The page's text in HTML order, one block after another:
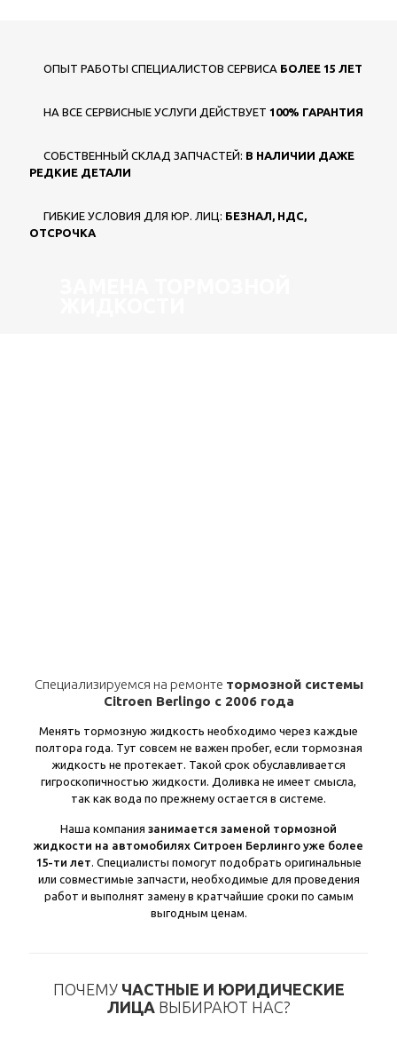
ОПЫТ РАБОТЫ СПЕЦИАЛИСТОВ СЕРВИСА БОЛЕЕ 15 ЛЕТ
НА ВСЕ СЕРВИСНЫЕ УСЛУГИ ДЕЙСТВУЕТ 100% ГАРАНТИЯ
СОБСТВЕННЫЙ СКЛАД ЗАПЧАСТЕЙ: В НАЛИЧИИ ДАЖЕ
РЕДКИЕ ДЕТАЛИ
ГИБКИЕ УСЛОВИЯ ДЛЯ ЮР. ЛИЦ: БЕЗНАЛ, НДС,
ОТСРОЧКА
Специализируемся на ремонте тормозной системы
Citroen Berlingo с 2006 года
Менять тормозную жидкость необходимо через каждые
полтора года. Тут совсем не важен пробег, если тормозная
жидкость не протекает. Такой срок обуславливается
гигроскопичностью жидкости. Доливка не имеет смысла,
так как вода по прежнему остается в системе.
Наша компания занимается заменой тормозной
жидкости на автомобилях Ситроен Берлинго уже более
15-ти лет . Специалисты помогут подобрать оригинальные
или совместимые запчасти, необходимые для проведения
работ и выполнят замену в кратчайшие сроки по самым
выгодным ценам.
ПОЧЕМУ ЧАСТНЫЕ И ЮРИДИЧЕСКИЕ
ЛИЦА ВЫБИРАЮТ НАС?